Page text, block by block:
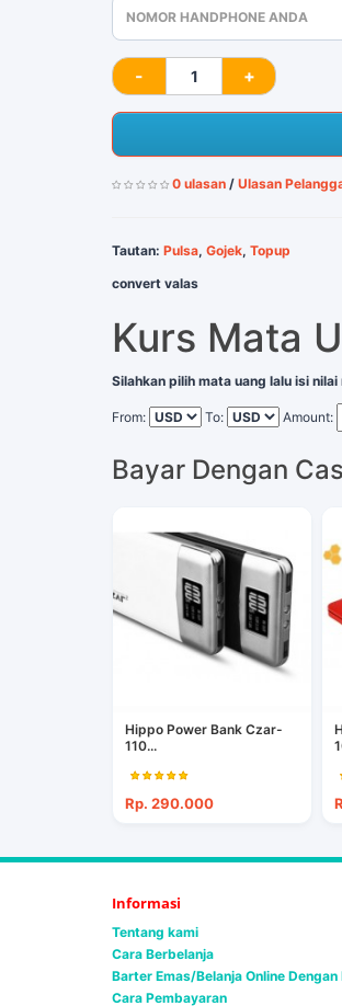
0 ulasan / Ulasan
Tautan: Pulsa, Gojek, Topup
convert valas
Kurs Mata
Silahkan pilih mata uang lalu isi nilai
From: To: Amount:
Bayar Dengan
Hippo Power Bank Czar-
110...
Rp. 290.000
Informasi
Tentang kami
Cara Berbelanja
Barter Emas/Belanja Online Dengan
Cara Pembayaran